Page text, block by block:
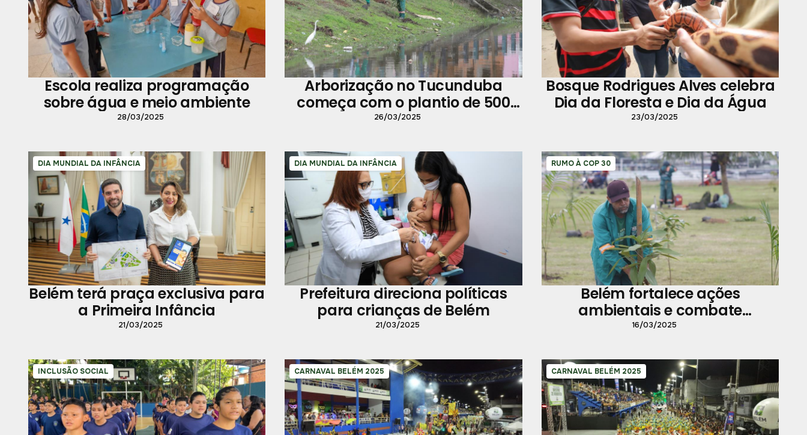
Escola realiza programação
sobre água e meio ambiente
28/03/2025
Arborização no Tucunduba
começa com o plantio de 500
mudas
26/03/2025
Bosque Rodrigues Alves celebra
Dia da Floresta e Dia da Água
23/03/2025
DIA MUNDIAL DA INFÂNCIA
Belém terá praça exclusiva para
a Primeira Infância
21/03/2025
DIA MUNDIAL DA INFÂNCIA
Prefeitura direciona políticas
para crianças de Belém
21/03/2025
RUMO À COP 30
Belém fortalece ações
ambientais e combate
mudanças climáticas
16/03/2025
INCLUSÃO SOCIAL CARNAVAL BELÉM 2025 CARNAVAL BELÉM 2025